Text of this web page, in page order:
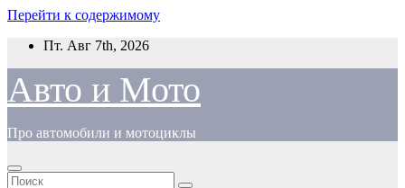
Перейти к содержимому
Пт. Авг 7th, 2026
Авто и Мото
Про автомобили и мотоциклы